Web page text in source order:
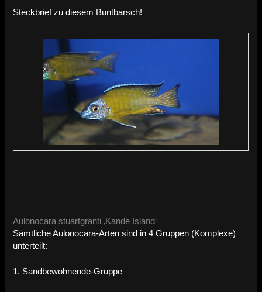
Steckbrief zu diesem Buntbarsch!
Aulonocara stuartgranti ‚Kande Island‘
Sämtliche Aulonocara-Arten sind in 4 Gruppen (Komplexe)
unterteilt:
1. Sandbewohnende-Gruppe